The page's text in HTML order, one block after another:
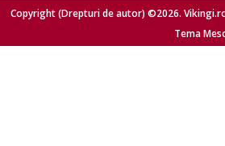
Copyright (Drepturi de autor) ©2026.
Tema